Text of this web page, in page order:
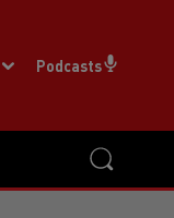
Podcasts